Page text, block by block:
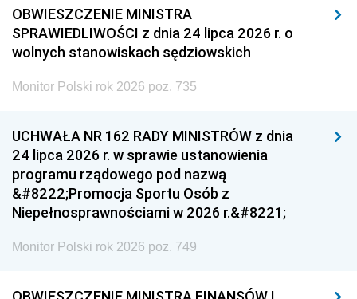
OBWIESZCZENIE MINISTRA
SPRAWIEDLIWOŚCI z dnia 24 lipca 2026 r. o
wolnych stanowiskach sędziowskich
Monitor Polski rok 2026 poz. 735
UCHWAŁA NR 162 RADY MINISTRÓW z dnia
24 lipca 2026 r. w sprawie ustanowienia
programu rządowego pod nazwą
&#8222;Promocja Sportu Osób z
Niepełnosprawnościami w 2026 r.&#8221;
Monitor Polski rok 2026 poz. 749